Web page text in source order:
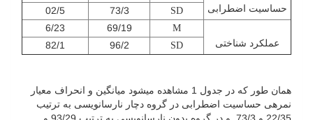
حساسیت اضطرابی SD
73/3
02/5
عملکرد شناختی
M
69/19
6/23
SD
96/2
82/1
همان ­طور که در جدول 1 مشاهده می­شود میانگین و انحراف معیار
نمره­ی حساسیت اضطرابی در گروه دچار نارسانویسی به­ ترتیب